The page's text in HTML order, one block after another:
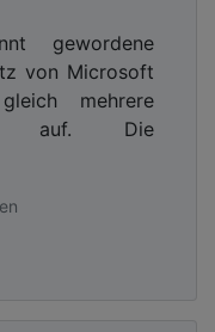
gewordene
von Microsoft
mehrere
auf. Die